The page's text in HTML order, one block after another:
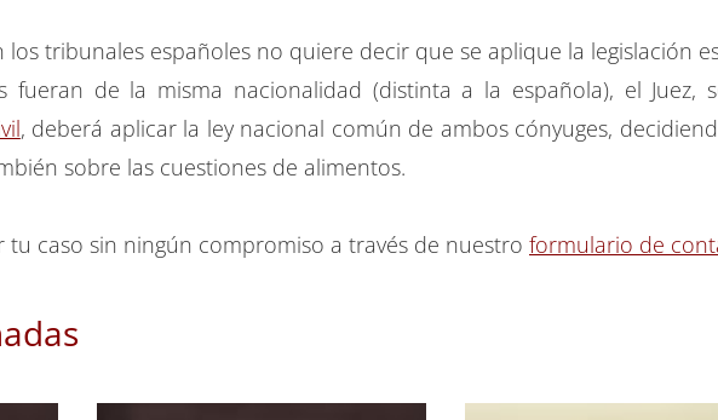
tribunales españoles no quiere decir que se aplique la legislación
fueran de la misma nacionalidad (distinta a la española), el Juez,
, deberá aplicar la ley nacional común de ambos cónyuges,
sobre las cuestiones de alimentos.
tu caso sin ningún compromiso a través de nuestro formulario de